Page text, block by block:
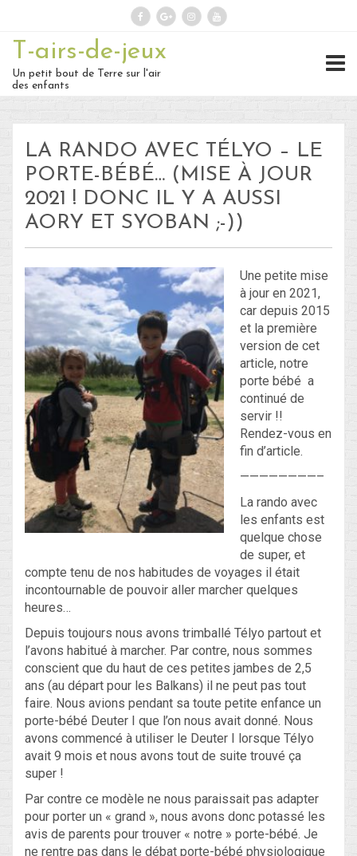
Rechercher :
Des nouvelles ?
30 – Du 1er au 6 ou 7 juillet : En
route vers le Retour !
Kong – partie 1 !
28 – du 18 juin au 22 juin : Bye-
Bye Bali… Hello Hong-Kong !
Blog
Non classé
Connexion
Flux des publications
Site de WordPress-FR
T-airs-de-jeux
Un petit bout de Terre sur l'air
des enfants
LA RANDO AVEC TÉLYO – LE
PORTE-BÉBÉ… (MISE À JOUR
2021 ! DONC IL Y A AUSSI
AORY ET SYOBAN ;-))
Une petite mise
à jour en 2021,
car depuis 2015
et la première
version de cet
article, notre
porte bébé a
continué de
servir !!
Rendez-vous en
fin d’article.
————————–
La rando avec
les enfants est
quelque chose
de super, et
compte tenu de nos habitudes de voyages il était
incontournable de pouvoir aller marcher quelques
heures…
Depuis toujours nous avons trimballé Télyo partout et
l’avons habitué à marcher. Par contre, nous sommes
conscient que du haut de ces petites jambes de 2,5
ans (au départ pour les Balkans) il ne peut pas tout
faire. Nous avions pendant sa toute petite enfance un
porte-bébé Deuter I que l’on nous avait donné. Nous
avons commencé à utiliser le Deuter I lorsque Télyo
avait 9 mois et nous avons tout de suite trouvé ça
super !
Par contre ce modèle ne nous paraissait pas adapter
pour porter un « grand », nous avons donc potassé les
avis de parents pour trouver « notre » porte-bébé. Je
ne rentre pas dans le débat porte-bébé physiologique